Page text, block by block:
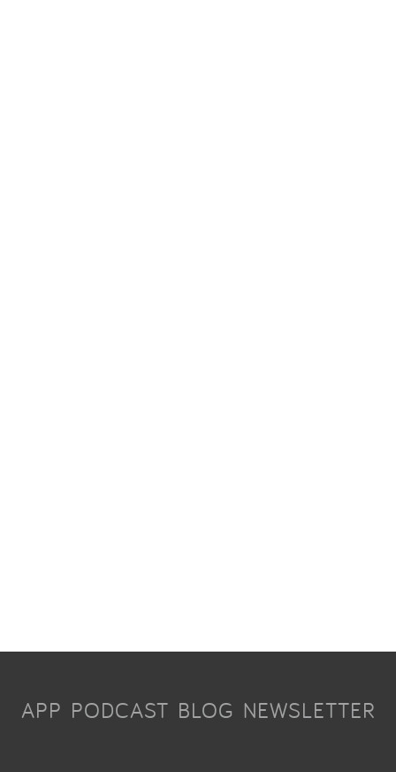
APP PODCAST BLOG NEWSLETTER